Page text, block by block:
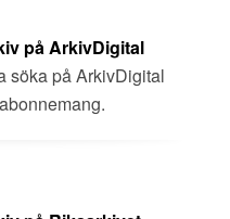
på ArkivDigital
söka på ArkivDigital